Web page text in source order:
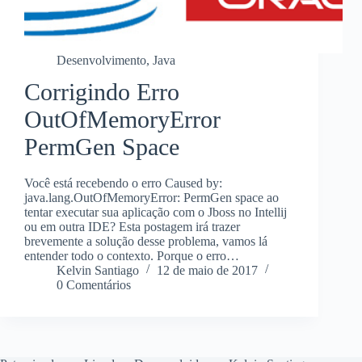
Desenvolvimento, Java
Corrigindo Erro
OutOfMemoryError
PermGen Space
Você está recebendo o erro Caused by:
java.lang.OutOfMemoryError: PermGen space ao
tentar executar sua aplicação com o Jboss no Intellij
ou em outra IDE? Esta postagem irá trazer
brevemente a solução desse problema, vamos lá
entender todo o contexto. Porque o erro…
Kelvin Santiago
12 de maio de 2017
0 Comentários